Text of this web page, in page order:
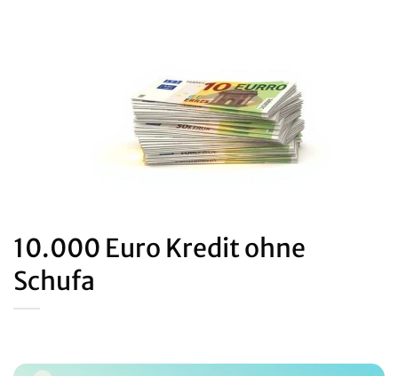
10.000 Euro Kredit ohne
Schufa